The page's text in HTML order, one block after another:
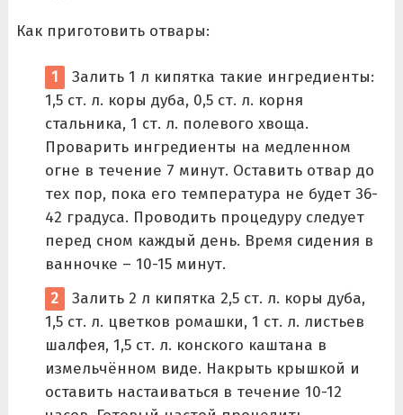
Как приготовить отвары:
Залить 1 л кипятка такие ингредиенты:
1,5 ст. л. коры дуба, 0,5 ст. л. корня
стальника, 1 ст. л. полевого хвоща.
Проварить ингредиенты на медленном
огне в течение 7 минут. Оставить отвар до
тех пор, пока его температура не будет 36-
42 градуса. Проводить процедуру следует
перед сном каждый день. Время сидения в
ванночке – 10-15 минут.
Залить 2 л кипятка 2,5 ст. л. коры дуба,
1,5 ст. л. цветков ромашки, 1 ст. л. листьев
шалфея, 1,5 ст. л. конского каштана в
измельчённом виде. Накрыть крышкой и
оставить настаиваться в течение 10-12